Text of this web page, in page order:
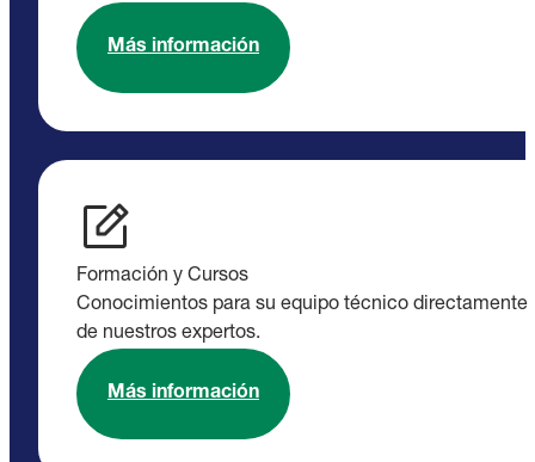
Más información
Formación y Cursos
Conocimientos para su equipo técnico directamente
de nuestros expertos.
Más información